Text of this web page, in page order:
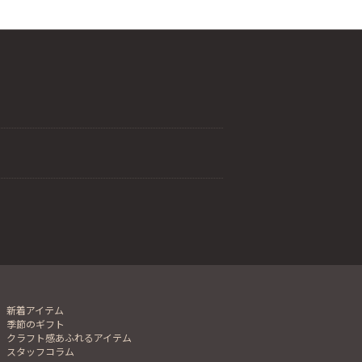
新着アイテム
季節のギフト
クラフト感あふれるアイテム
スタッフコラム